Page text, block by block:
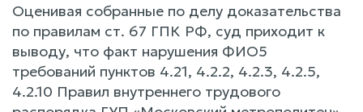
Оценивая собранные по делу доказательства
по правилам ст. 67 ГПК РФ, суд приходит к
выводу, что факт нарушения ФИО5
требований пунктов 4.21, 4.2.2, 4.2.3, 4.2.5,
4.2.10 Правил внутреннего трудового